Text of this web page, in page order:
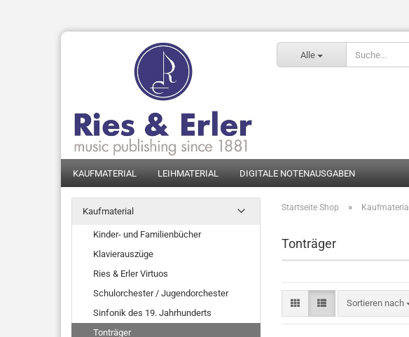
Alle
KAUFMATERIAL LEIHMATERIAL DIGITALE NOTENAUSGABEN
Startseite Shop » Kaufmaterial
Tonträger
Sortieren nach
Kaufmaterial
Kinder- und Familienbücher
Klavierauszüge
Ries & Erler Virtuos
Schulorchester / Jugendorchester
Sinfonik des 19. Jahrhunderts
Tonträger